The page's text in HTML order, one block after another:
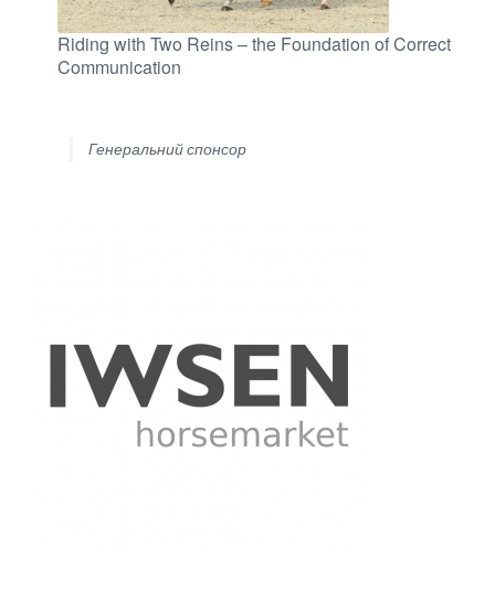
Riding with Two Reins – the Foundation of Correct
Communication
Генеральний спонсор